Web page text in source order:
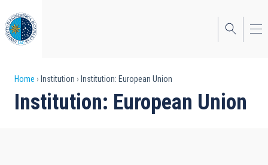
to
main
content
Breadcrumb
Home Institution Institution: European Union
Institution: European Union